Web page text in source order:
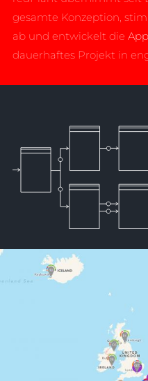
gesamte Konzeption,
ab und entwickelt die App
dauerhaftes Projekt in